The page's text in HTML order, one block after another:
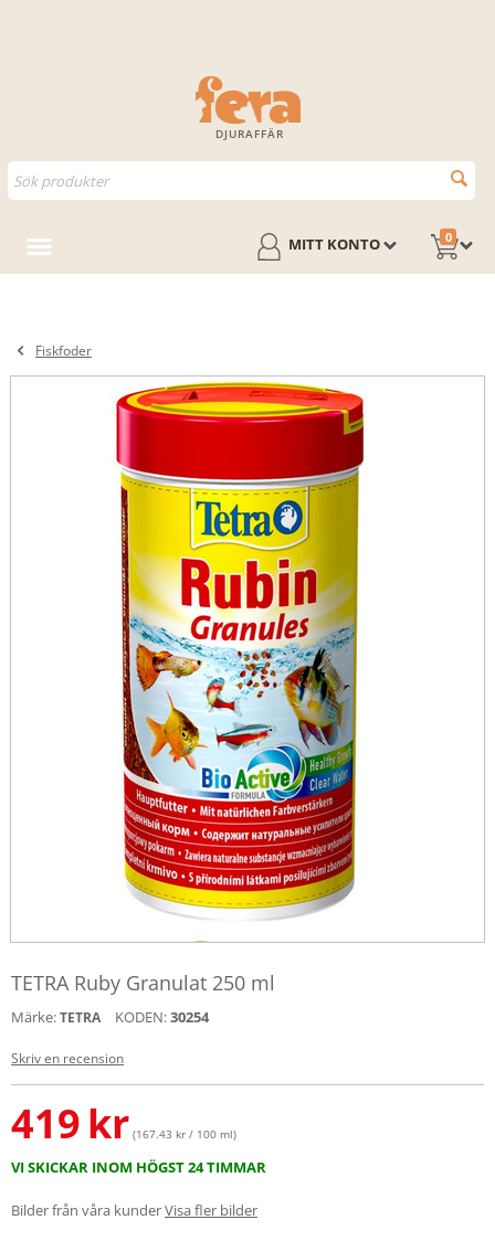
DJURAFFÄR
0
MITT KONTO
Fiskfoder
TETRA Ruby Granulat 250 ml
Märke:TETRA KODEN:30254
Skriv en recension
419kr (167.43 kr / 100 ml)
VI SKICKAR INOM HÖGST 24 TIMMAR
Bilder från våra kunderVisa fler bilder